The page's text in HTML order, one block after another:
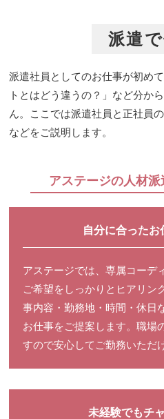
派遣で
派遣社員としてのお仕事が初め
トとはどう違うの？」など分か
ん。ここでは派遣社員と正社員
などをご説明します。
アステージの人材
自分に合ったお
アステージでは、専属コーデ
ご希望をしっかりとヒアリン
事内容・勤務地・時間・休日
お仕事をご提案します。職場
すので安心してご勤務いただ
未経験でもチ